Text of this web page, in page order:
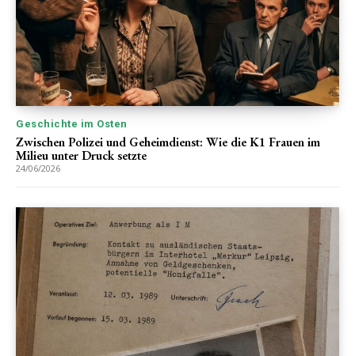
Geschichte im Osten
Zwischen Polizei und Geheimdienst: Wie die K1 Frauen im
Milieu unter Druck setzte
24/06/2026